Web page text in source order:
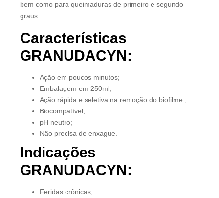
bem como para queimaduras de primeiro e segundo
graus.
Características
GRANUDACYN:
Ação em poucos minutos;
Embalagem em 250ml;
Ação rápida e seletiva na remoção do biofilme ;
Biocompatível;
pH neutro;
Não precisa de enxague.
Indicações
GRANUDACYN:
Feridas crônicas;